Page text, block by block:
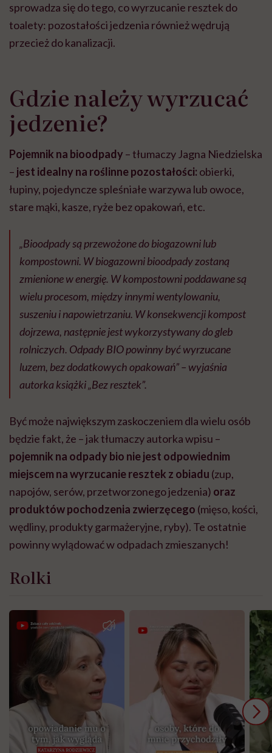
sprowadza się do tego, co wyrzucanie resztek do
toalety: pozostałości jedzenia również wędrują
przecież do kanalizacji.
Gdzie należy wyrzucać
jedzenie?
Pojemnik na bioodpady – tłumaczy Jagna Niedzielska
– jest idealny na roślinne pozostałości: obierki,
łupiny, pojedyncze spleśniałe warzywa lub owoce,
stare mąki, kasze, ryże bez opakowań, etc.
„Bioodpady są przewożone do biogazowni lub
kompostowni. W biogazowni bioodpady zostaną
zmienione w energię. W kompostowni poddawane są
wielu procesom, między innymi wentylowaniu,
suszeniu i napowietrzaniu. W konsekwencji kompost
dojrzewa, następnie jest wykorzystywany do gleb
rolniczych. Odpady BIO powinny być wyrzucane
luzem, bez dodatkowych opakowań” – wyjaśnia
autorka książki „Bez resztek”.
Być może największym zaskoczeniem dla wielu osób
będzie fakt, że – jak tłumaczy autorka wpisu –
pojemnik na odpady bio nie jest odpowiednim
miejscem na wyrzucanie resztek z obiadu (zup,
napojów, serów, przetworzonego jedzenia) oraz
produktów pochodzenia zwierzęcego (mięso, kości,
wędliny, produkty garmażeryjne, ryby). Te ostatnie
powinny wylądować w odpadach zmieszanych!
Rolki